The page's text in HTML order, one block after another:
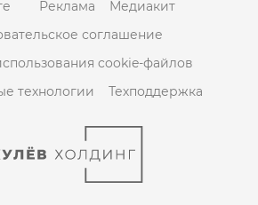
Реклама
Медиакит
соглашение
cookie-файлов
технологии
Техподдержка